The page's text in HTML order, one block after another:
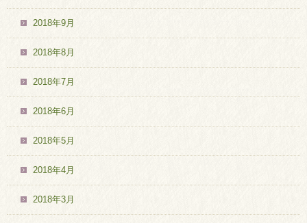
2018年9月
2018年8月
2018年7月
2018年6月
2018年5月
2018年4月
2018年3月